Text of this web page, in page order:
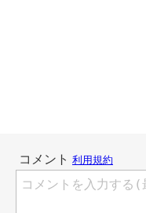
ない「the・子犬」でした。